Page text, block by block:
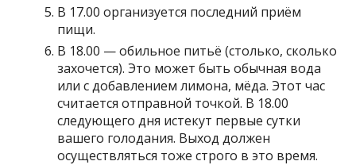
В 17.00 организуется последний приём
пищи.
В 18.00 — обильное питьё (столько, сколько
захочется). Это может быть обычная вода
или с добавлением лимона, мёда. Этот час
считается отправной точкой. В 18.00
следующего дня истекут первые сутки
вашего голодания. Выход должен
осуществляться тоже строго в это время.